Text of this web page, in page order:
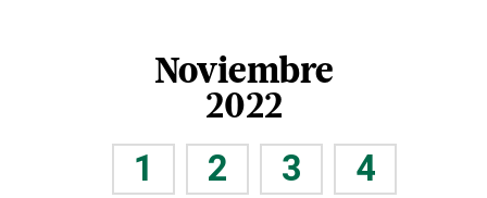
Noviembre
2022
1 2 3
4